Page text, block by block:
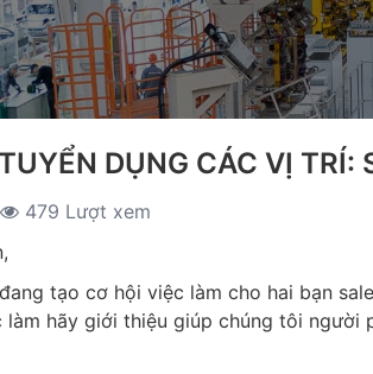
DỤNG CÁC VỊ TRÍ:
479 Lượt xem
tạo cơ hội việc làm cho hai bạn
hãy giới thiệu giúp chúng tôi người